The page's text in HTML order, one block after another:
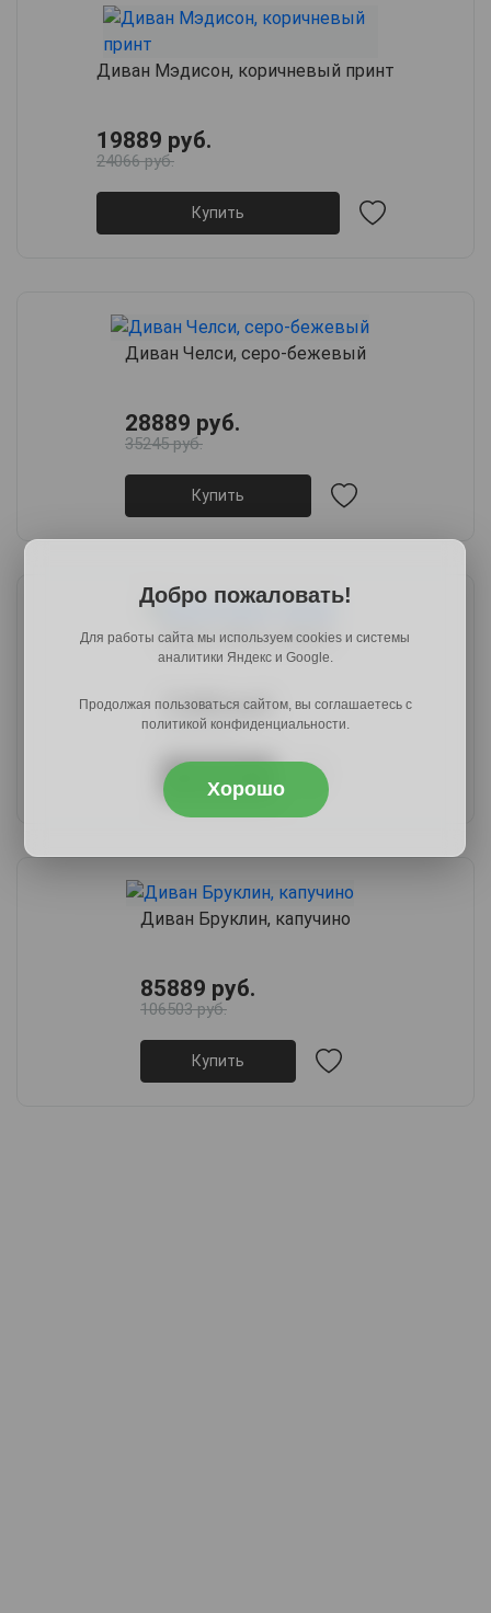
Диван Мэдисон, коричневый принт
19889 руб.
24066 руб.
Купить
Диван Челси, серо-бежевый
28889 руб.
35245 руб.
Купить
Диван Барон, серый
71889 руб.
88424 руб.
Диван Бруклин, капучино
85889 руб.
106503 руб.
Купить
Добро пожаловать!
Для работы сайта мы используем cookies и системы
аналитики Яндекс и Google.
Продолжая пользоваться сайтом, вы соглашаетесь с
политикой конфиденциальности.
Хорошо